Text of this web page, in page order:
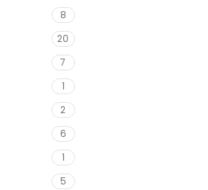
8
20
7
1
2
6
1
5